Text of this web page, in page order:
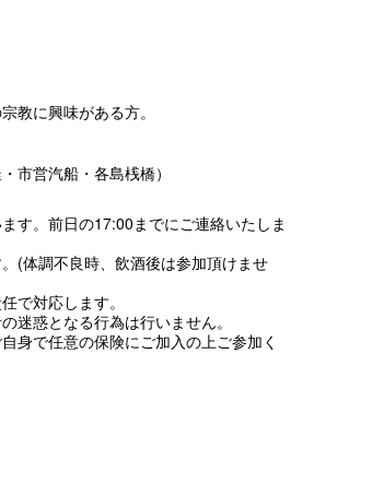
教に興味がある方。
市営汽船・各島桟橋）
す。前日の17:00までにご連絡いたしま
(体調不良時、飲酒後は参加頂けませ
で対応します。
迷惑となる行為は行いません。
身で任意の保険にご加入の上ご参加く